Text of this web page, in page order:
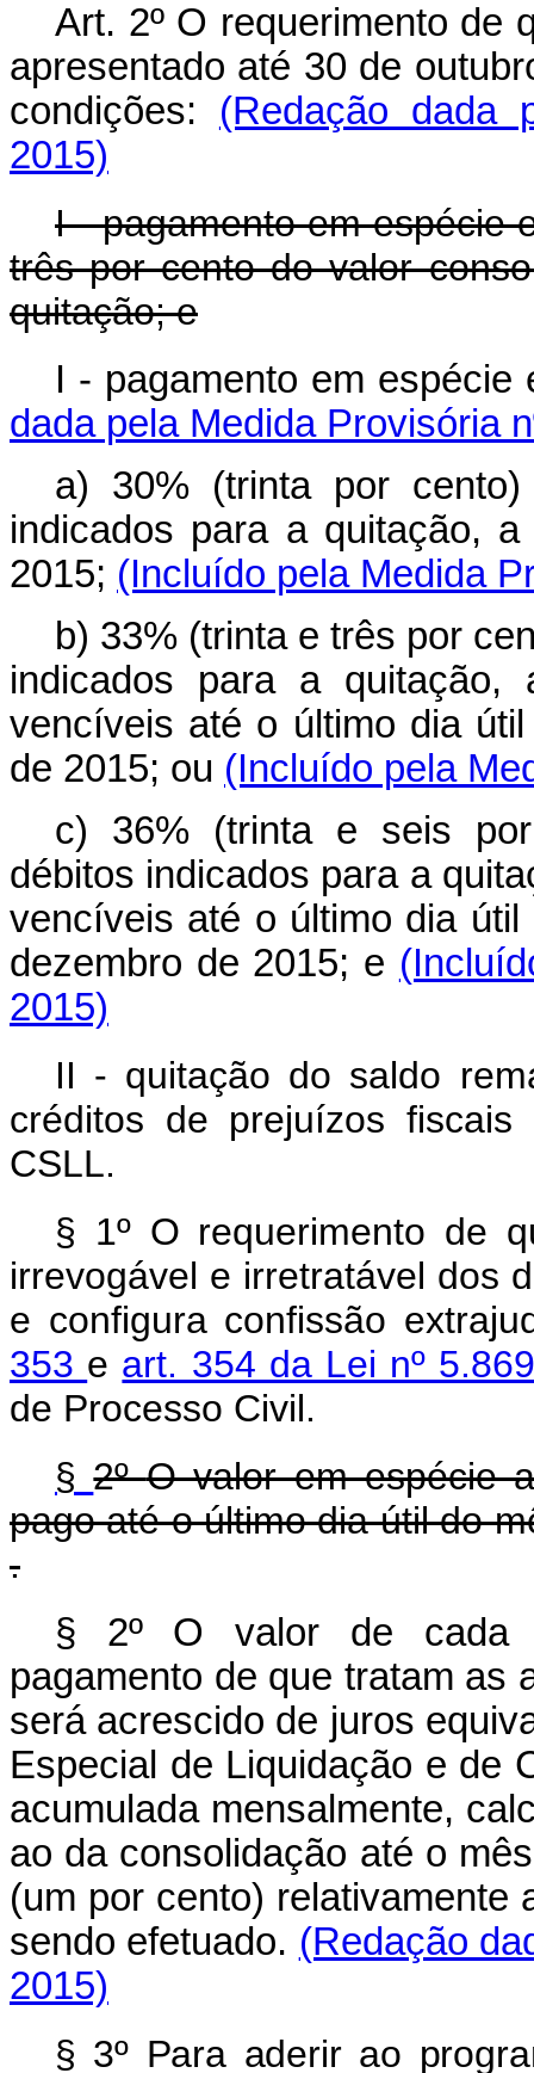
Art. 2º O requerimento de
apresentado até 30 de
condições: (Redação dada
2015)
I - pagamento em espécie
três por cento do valor
quitação; e
I - pagamento em
dada pela Medida Provisória
a) 30% (trinta por
indicados para a quitação,
2015; (Incluído pela Medida
b) 33% (trinta e três por
indicados para a
vencíveis até o último dia
de 2015; ou (Incluído pela
c) 36% (trinta e seis
débitos indicados para a
vencíveis até o último dia
dezembro de 2015; e
2015)
II - quitação do saldo
créditos de prejuízos
CSLL.
§ 1º O requerimento de
irrevogável e irretratável dos
e configura confissão
353 e art. 354 da Lei nº
de Processo Civil.
§2ºO valor em espécie
pago até o último dia útil do
.
§ 2º O valor de cada
pagamento de que tratam as
será acrescido de juros
Especial de Liquidação e de
acumulada mensalmente,
ao da consolidação até o
(um por cento) relativamente
sendo efetuado. (Redação
2015)
§ 3º Para aderir ao